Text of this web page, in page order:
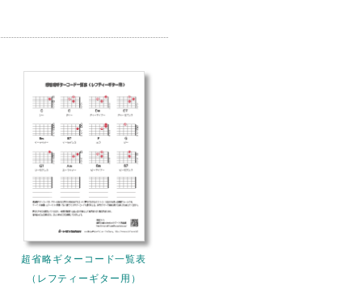
超省略ギターコード一覧表
（レフティーギター用）